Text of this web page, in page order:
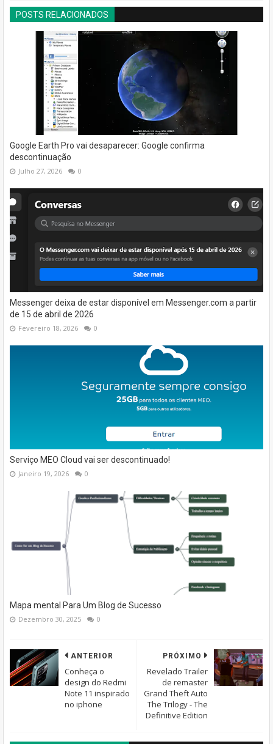
POSTS RELACIONADOS
Google Earth Pro vai desaparecer: Google confirma
descontinuação
Julho 27, 2026 0
Messenger deixa de estar disponível em Messenger.com a partir
de 15 de abril de 2026
Fevereiro 18, 2026 0
Serviço MEO Cloud vai ser descontinuado!
Janeiro 19, 2026 0
Mapa mental Para Um Blog de Sucesso
Dezembro 30, 2025 0
PRÓXIMO
Revelado Trailer
de remaster
Grand Theft Auto
The Trilogy - The
Definitive Edition
ANTERIOR
Conheça o
design do Redmi
Note 11 inspirado
no iphone